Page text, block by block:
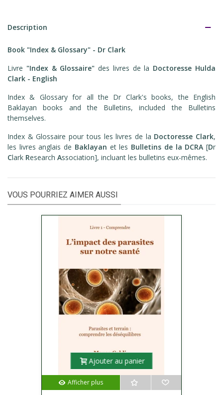
Description
Book "Index & Glossary" - Dr Clark
Livre "Index & Glossaire" des livres de la Doctoresse Hulda
Clark - English
Index & Glossary for all the Dr Clark's books, the English
Baklayan books and the Bulletins, included the Bulletins
themselves.
Index & Glossaire pour tous les livres de la Doctoresse Clark,
les livres anglais de Baklayan et les Bulletins de la DCRA [Dr
Clark Research Association], incluant les bulletins eux-mêmes.
VOUS POURRIEZ AIMER AUSSI
Ajouter au panier
Afficher plus